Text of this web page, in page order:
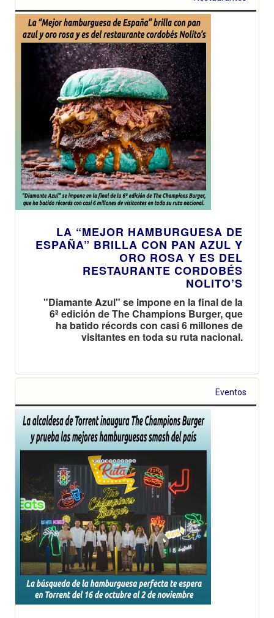
LA “MEJOR HAMBURGUESA DE
ESPAÑA” BRILLA CON PAN AZUL Y
ORO ROSA Y ES DEL
RESTAURANTE CORDOBÉS
NOLITO’S
"Diamante Azul" se impone en la final de la
6ª edición de The Champions Burger, que
ha batido récords con casi 6 millones de
visitantes en toda su ruta nacional.
Eventos